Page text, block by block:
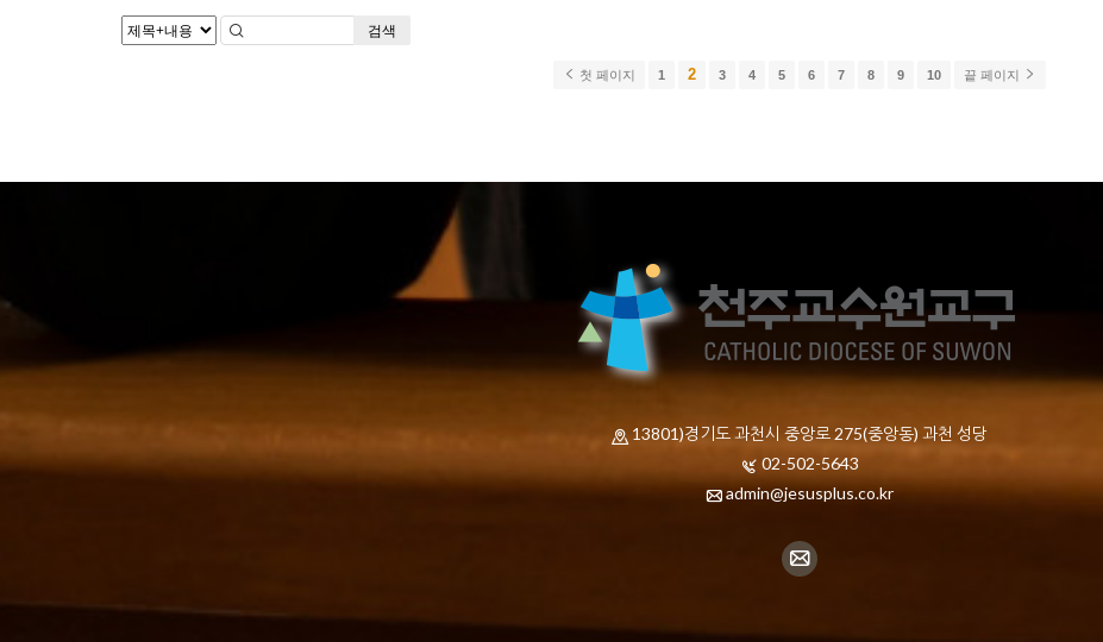
검색
첫 페이지 1 2 3 4 5 6 7 8 9 10 끝 페이지
13801)경기도 과천시 중앙로 275(중앙동) 과천 성당
02-502-5643
admin@jesusplus.co.kr